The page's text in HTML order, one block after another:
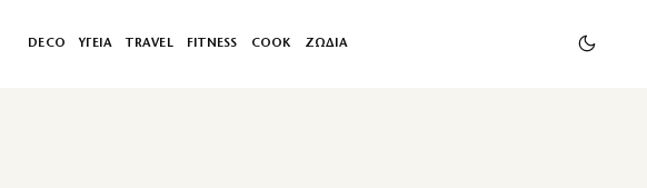
DECO ΥΓΕΙΑ TRAVEL FITNESS COOK ΖΩΔΙΑ